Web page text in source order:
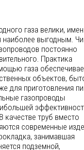
газа велики,
наиболее выгодным.
постоянно
Практика
газа
объектов,
для приготовления
газопроводы
качестве труб вместо
современные
занимавшая
подземной,